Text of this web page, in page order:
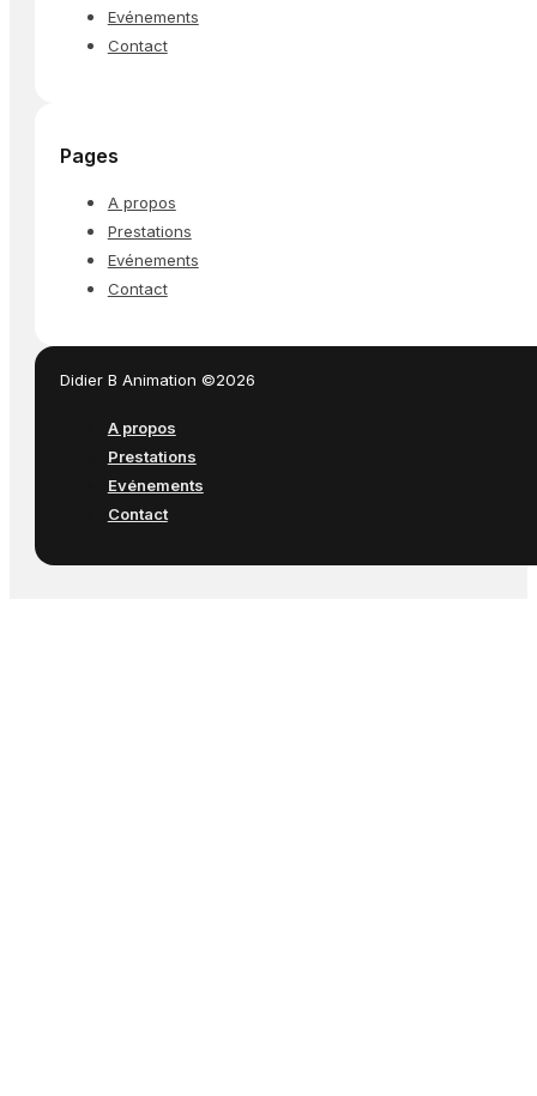
Evénements
Contact
Pages
A propos
Prestations
Evénements
Contact
Didier B Animation ©2026
A propos
Prestations
Evénements
Contact